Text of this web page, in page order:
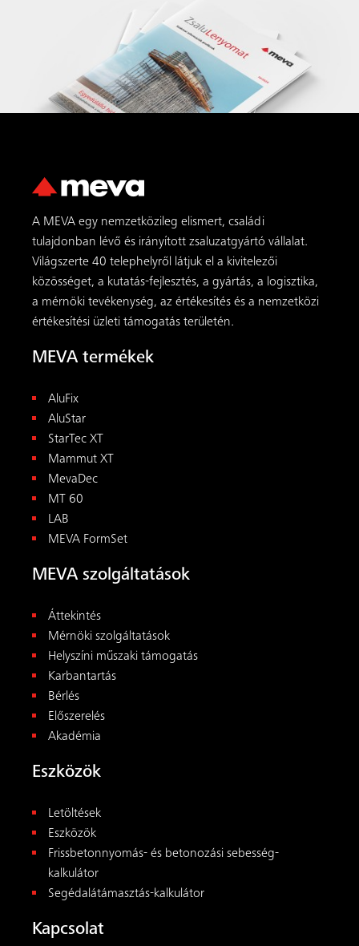
A MEVA egy nemzetközileg elismert, családi
tulajdonban lévő és irányított zsaluzatgyártó vállalat.
Világszerte 40 telephelyről látjuk el a kivitelezői
közösséget, a kutatás-fejlesztés, a gyártás, a logisztika,
a mérnöki tevékenység, az értékesítés és a nemzetközi
értékesítési üzleti támogatás területén.
MEVA termékek
AluFix
AluStar
StarTec XT
Mammut XT
MevaDec
MT 60
LAB
MEVA FormSet
MEVA szolgáltatások
Áttekintés
Mérnöki szolgáltatások
Helyszíni műszaki támogatás
Karbantartás
Bérlés
Előszerelés
Akadémia
Eszközök
Letöltések
Eszközök
Frissbetonnyomás- és betonozási sebesség-
kalkulátor
Segédalátámasztás-kalkulátor
Kapcsolat